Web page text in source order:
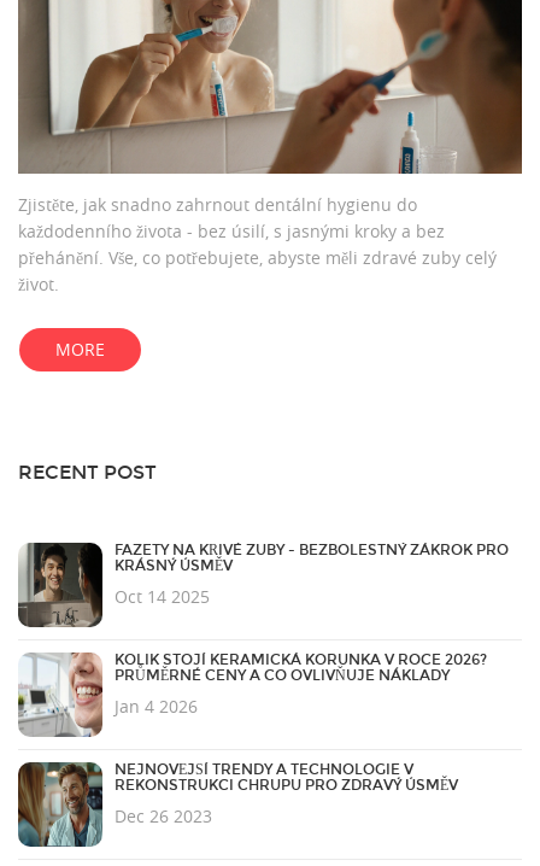
Zjistěte, jak snadno zahrnout dentální hygienu do
každodenního života - bez úsilí, s jasnými kroky a bez
přehánění. Vše, co potřebujete, abyste měli zdravé zuby celý
život.
MORE
RECENT POST
FAZETY NA KŘIVÉ ZUBY - BEZBOLESTNÝ ZÁKROK PRO
KRÁSNÝ ÚSMĚV
Oct 14 2025
KOLIK STOJÍ KERAMICKÁ KORUNKA V ROCE 2026?
PRŮMĚRNÉ CENY A CO OVLIVŇUJE NÁKLADY
Jan 4 2026
NEJNOVĚJŠÍ TRENDY A TECHNOLOGIE V
REKONSTRUKCI CHRUPU PRO ZDRAVÝ ÚSMĚV
Dec 26 2023